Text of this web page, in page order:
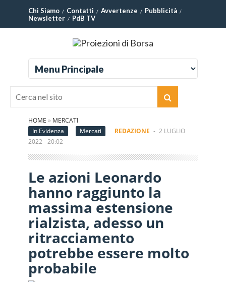
Chi Siamo Contatti Avvertenze
Pubblicità
Newsletter
PdB TV
HOME » MERCATI
In Evidenza
Mercati REDAZIONE - 2 LUGLIO
2022 - 20:02
Le azioni Leonardo
hanno raggiunto la
massima estensione
rialzista, adesso un
ritracciamento
potrebbe essere molto
probabile